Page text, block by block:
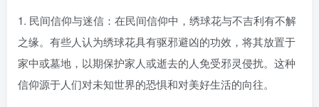
1. 民间信仰与迷信：在民间信仰中，绣球花与不吉利有不解
之缘。有些人认为绣球花具有驱邪避凶的功效，将其放置于
家中或墓地，以期保护家人或逝去的人免受邪灵侵扰。这种
信仰源于人们对未知世界的恐惧和对美好生活的向往。